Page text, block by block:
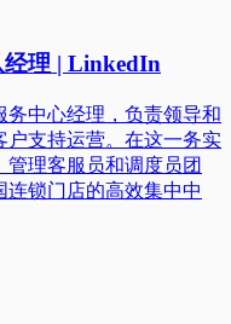
理 | LinkedIn
中心经理，负责领导和
户支持运营。在这一务实
理客服员和调度员团
连锁门店的高效集中中